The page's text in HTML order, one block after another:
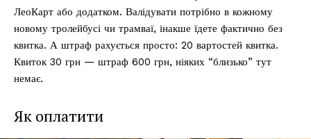
ЛеоКарт або додатком. Валідувати потрібно в кожному
новому тролейбусі чи трамваї, інакше їдете фактично без
квитка. А штраф рахується просто: 20 вартостей квитка.
Квиток 30 грн — штраф 600 грн, ніяких “близько” тут
немає.
Як оплатити